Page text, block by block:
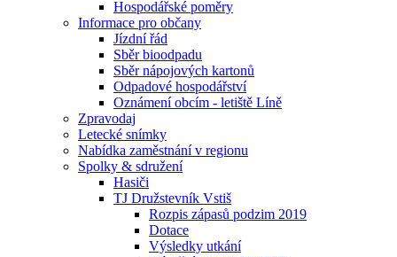
Hospodářské poměry
Informace pro občany
Jízdní řád
Sběr bioodpadu
Sběr nápojových kartonů
Odpadové hospodářství
Oznámení obcím - letiště Líně
Zpravodaj
Letecké snímky
Nabídka zaměstnání v regionu
Spolky & sdružení
Hasiči
TJ Družstevník Vstiš
Rozpis zápasů podzim 2019
Dotace
Výsledky utkání